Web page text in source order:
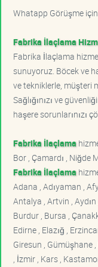
Whatapp Görüşme için
Fabrika İlaçlama
Fabrika İlaçlama
sunuyoruz. Böcek ve
ve tekniklerle, müşteri
Sağlığınızı ve
haşere sorunlarınızı
Fabrika İlaçlama
Bor , Çamardı , Niğde
Fabrika İlaçlama
Adana , Adıyaman ,
Antalya , Artvin , Aydın
Burdur , Bursa ,
Edirne , Elazığ ,
Giresun , Gümüşhane
, İzmir , Kars ,